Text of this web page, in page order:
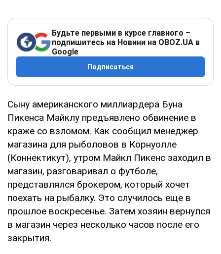
Будьте первыми в курсе главного –
подпишитесь на Новини на OBOZ.UA в
Google
Подписаться
Сыну американского миллиардера Буна
Пикенса Майклу предъявлено обвинение в
краже со взломом. Как сообщил менеджер
магазина для рыболовов в Корнуолле
(Коннектикут), утром Майкл Пикенс заходил в
магазин, разговаривал о футболе,
представлялся брокером, который хочет
поехать на рыбалку. Это случилось еще в
прошлое воскресенье. Затем хозяин вернулся
в магазин через несколько часов после его
закрытия.